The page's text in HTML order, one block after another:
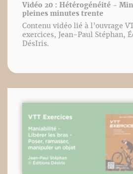
Vidéo 20 : Hétérogénéité -
pleines minutes trente
Contenu vidéo lié à l’ouvrage
exercices, Jean-Paul Stéphan,
DésIris.